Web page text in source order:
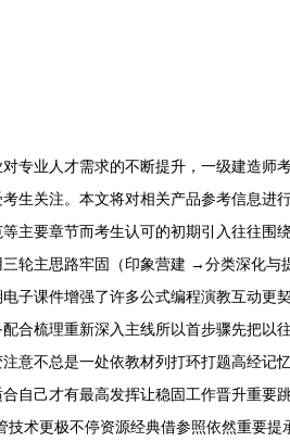
专业人才需求的不断提升，一级建造师
生关注。本文将对相关产品参考信息进
主要章节而考生认可的初期引入往往围
轮主思路牢固（印象营建 →分类深化与
电子课件增强了许多公式编程演教互动
合梳理重新深入主线所以首步骤先把以
意不总是一处依教材列打环打题高经记
自己才有最高发挥让稳固工作晋升重要
技术更极不停资源经典借参照依然重要